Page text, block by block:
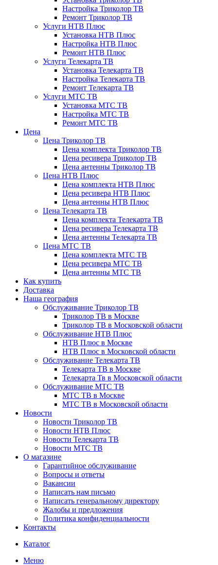
Настройка Триколор ТВ
Ремонт Триколор ТВ
Услуги НТВ Плюс
Установка НТВ Плюс
Настройка НТВ Плюс
Ремонт НТВ Плюс
Услуги Телекарта ТВ
Установка Телекарта ТВ
Настройка Телекарта ТВ
Ремонт Телекарта ТВ
Услуги МТС ТВ
Установка МТС ТВ
Настройка МТС ТВ
Ремонт МТС ТВ
Цена
Цена Триколор ТВ
Цена комплекта Триколор ТВ
Цена ресивера Триколор ТВ
Цена антенны Триколор ТВ
Цена НТВ Плюс
Цена комплекта НТВ Плюс
Цена ресивера НТВ Плюс
Цена антенны НТВ Плюс
Цена Телекарта ТВ
Цена комплекта Телекарта ТВ
Цена ресивера Телекарта ТВ
Цена антенны Телекарта ТВ
Цена МТС ТВ
Цена комплекта МТС ТВ
Цена ресивера МТС ТВ
Цена антенны МТС ТВ
Как купить
Доставка
Наша география
Обслуживание Триколор ТВ
Триколор ТВ в Москве
Триколор ТВ в Московской области
Обслуживание НТВ Плюс
НТВ Плюс в Москве
НТВ Плюс в Московской области
Обслуживание Телекарта ТВ
Телекарта ТВ в Москве
Телекарта Тв в Московской области
Обслуживание МТС ТВ
МТС ТВ в Москве
МТС ТВ в Московской области
Новости
Новости Триколор ТВ
Новости НТВ Плюс
Новости Телекарта ТВ
Новости МТС ТВ
О магазине
Гарантийное обслуживание
Вопросы и ответы
Вакансии
Написать нам письмо
Написать генеральному директору
Жалобы и предложения
Политика конфиденциальности
Контакты
Каталог
Меню